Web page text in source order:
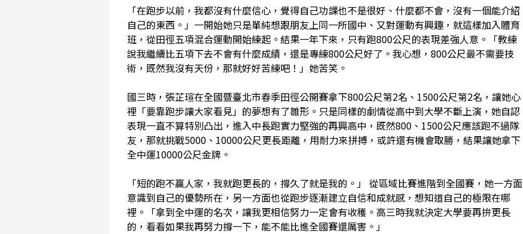
「在跑步以前，我都沒有什麼信心，覺得自己功課也不是很好、什麼都不會，沒有一個能介紹
自己的東西。」一開始她只是單純想跟朋友上同一所國中、又對運動有興趣，就這樣加入體育
班，從田徑五項混合運動開始練起。結果一年下來，只有跑800公尺的表現差強人意。「教練
說我繼續比五項下去不會有什麼成績，還是專練800公尺好了。我心想，800公尺最不需要技
術，既然我沒有天份，那就好好苦練吧！」她苦笑。
國三時，張芷瑄在全國暨臺北市春季田徑公開賽拿下800公尺第2名、1500公尺第2名，讓她心
裡「要靠跑步讓大家看見」的夢想有了雛形。只是同樣的劇情從高中到大學不斷上演，她自認
表現一直不算特別凸出，進入中長跑實力堅強的再興高中，既然800、1500公尺應該跑不過隊
友，那就挑戰5000、10000公尺更長距離，用耐力來拼搏，或許還有機會取勝，結果讓她拿下
全中運10000公尺金牌。
「短的跑不贏人家，我就跑更長的，撐久了就是我的。」 從區域比賽進階到全國賽，她一方面
意識到自己的優勢所在，另一方面也從跑步逐漸建立自信和成就感，想知道自己的極限在哪
裡。「拿到全中運的名次，讓我更相信努力一定會有收穫。高三時我就決定大學要再拚更長
的，看看如果我再努力撐一下，能不能比進全國賽還厲害。」